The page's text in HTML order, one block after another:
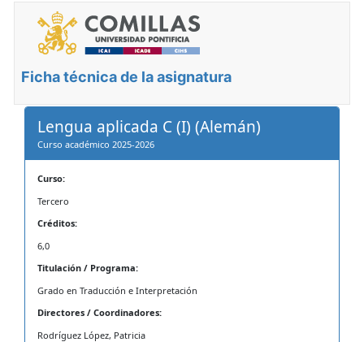
Ficha técnica de la asignatura
Lengua aplicada C (I) (Alemán)
Curso académico 2025-2026
Curso:
Tercero
Créditos:
6,0
Titulación / Programa:
Grado en Traducción e Interpretación
Directores / Coordinadores:
Rodríguez López, Patricia